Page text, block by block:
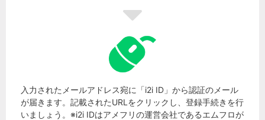
入力されたメールアドレス宛に「i2i ID」から認証のメール
が届きます。記載されたURLをクリックし、登録手続きを行
いましょう。※i2i IDはアメフリの運営会社であるエムフロが